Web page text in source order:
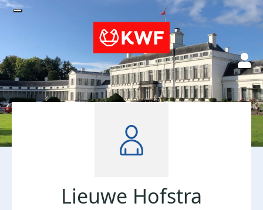
Lieuwe Hofstra